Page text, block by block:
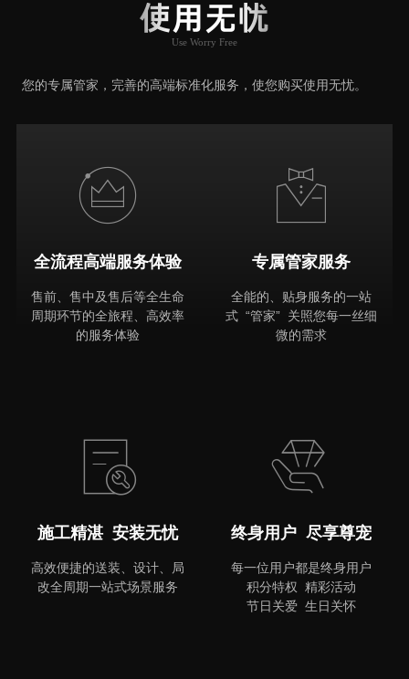
使用无忧
Use Worry Free
您的专属管家，完善的高端标准化服务，使您购买使用无忧。
全流程高端服务体验
售前、售中及售后等全生命
周期环节的全旅程、高效率
的服务体验
专属管家服务
全能的、贴身服务的一站
式 “管家” 关照您每一丝细
微的需求
施工精湛 安装无忧
高效便捷的送装、设计、局
改全周期一站式场景服务
终身用户 尽享尊宠
每一位用户都是终身用户
积分特权 精彩活动
节日关爱 生日关怀